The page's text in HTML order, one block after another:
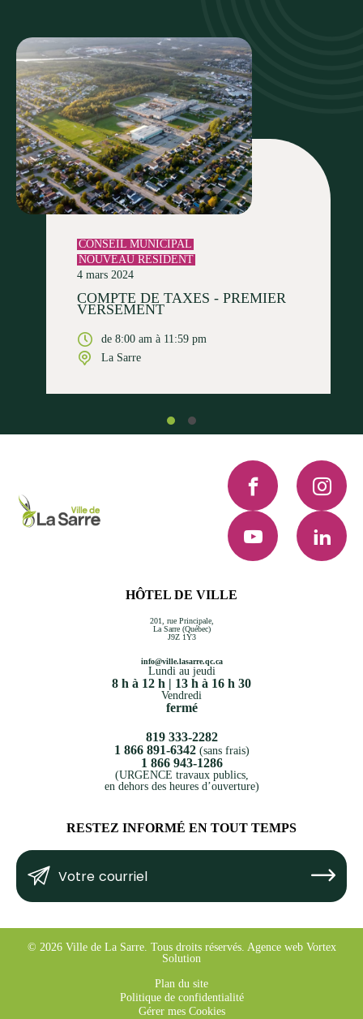
CONSEIL MUNICIPAL
NOUVEAU RÉSIDENT
4 mars 2024
COMPTE DE TAXES - PREMIER
VERSEMENT
de 8:00 am à 11:59 pm
La Sarre
HÔTEL DE VILLE
201, rue Principale,
La Sarre (Québec)
J9Z 1Y3
info@ville.lasarre.qc.ca
Lundi au jeudi
8 h à 12 h | 13 h à 16 h 30
Vendredi
fermé
819 333-2282
1 866 891-6342(sans frais)
1 866 943-1286
(URGENCE travaux publics,
en dehors des heures d’ouverture)
RESTEZ INFORMÉ EN TOUT TEMPS
Votre
courriel
(Nécessaire)
Submit
Facebook
YouTube
© 2026 Ville de La Sarre. Tous droits réservés. Agence web Vortex
Solution
Plan du site
Politique de confidentialité
Gérer mes Cookies